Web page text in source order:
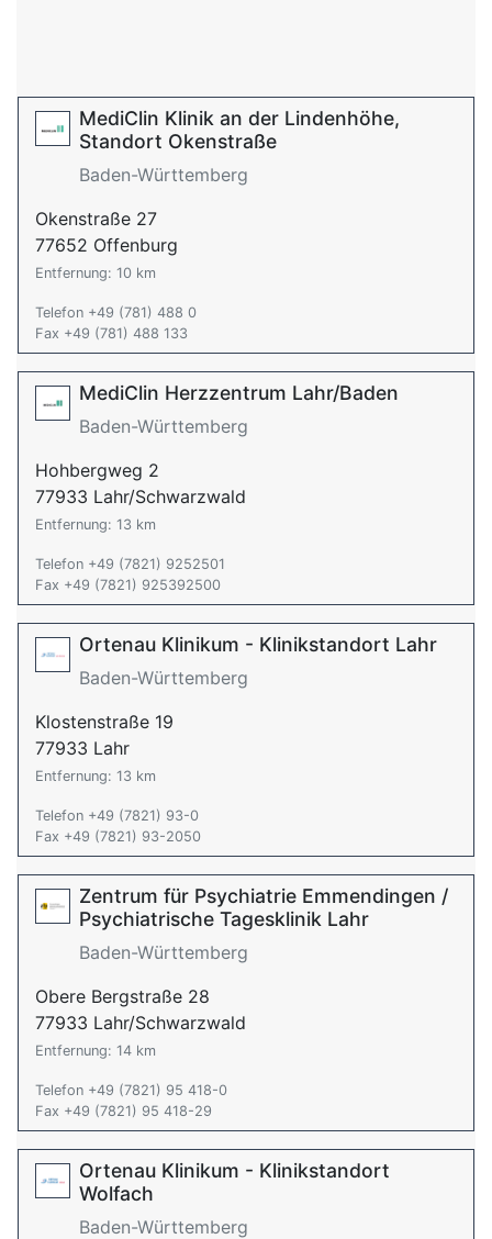
MediClin Klinik an der Lindenhöhe,
Standort Okenstraße
Baden-Württemberg
Okenstraße 27
77652 Offenburg
Entfernung: 10 km
Telefon +49 (781) 488 0
Fax +49 (781) 488 133
MediClin Herzzentrum Lahr/Baden
Baden-Württemberg
Hohbergweg 2
77933 Lahr/Schwarzwald
Entfernung: 13 km
Telefon +49 (7821) 9252501
Fax +49 (7821) 925392500
Ortenau Klinikum - Klinikstandort Lahr
Baden-Württemberg
Klostenstraße 19
77933 Lahr
Entfernung: 13 km
Telefon +49 (7821) 93-0
Fax +49 (7821) 93-2050
Zentrum für Psychiatrie Emmendingen /
Psychiatrische Tagesklinik Lahr
Baden-Württemberg
Obere Bergstraße 28
77933 Lahr/Schwarzwald
Entfernung: 14 km
Telefon +49 (7821) 95 418-0
Fax +49 (7821) 95 418-29
Ortenau Klinikum - Klinikstandort
Wolfach
Baden-Württemberg